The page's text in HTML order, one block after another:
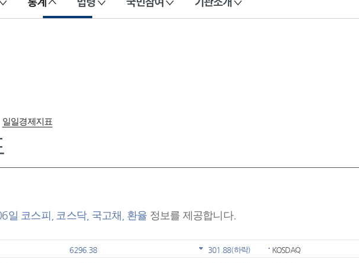
니다.
일일경제지표
일 코스피, 코스닥, 국고채, 환율 정보를 제공합니다.
6296.38 301.88(하락) KOSDAQ